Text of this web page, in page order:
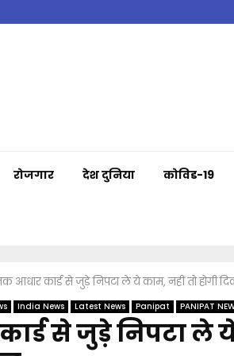
रोजगार देश दुनिया कोविड-19
आधार कार्ड से जुड़े निपटा ले ये काम, नहीं तो होगी
India News Latest News Panipat PANIPAT
से जुड़े निपटा ले